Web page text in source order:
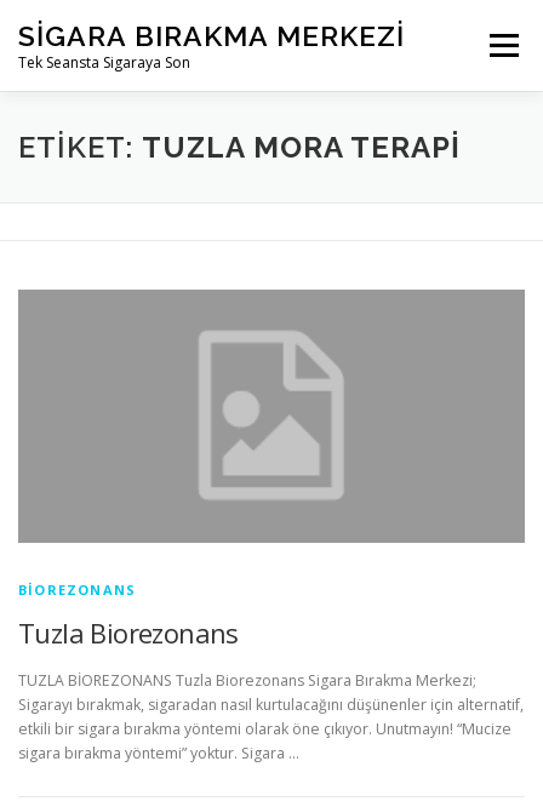
geçSIGARA BIRAKMA MERKEZI
Tek Seansta Sigaraya Son
Menü
ETIKET: TUZLA MORA TERAPI
BIOREZONANS
Tuzla Biorezonans
TUZLA BİOREZONANS Tuzla Biorezonans Sigara Bırakma Merkezi;
Sigarayı bırakmak, sigaradan nasıl kurtulacağını düşünenler için alternatif,
etkili bir sigara bırakma yöntemi olarak öne çıkıyor. Unutmayın! “Mucize
sigara bırakma yöntemi” yoktur. Sigara …